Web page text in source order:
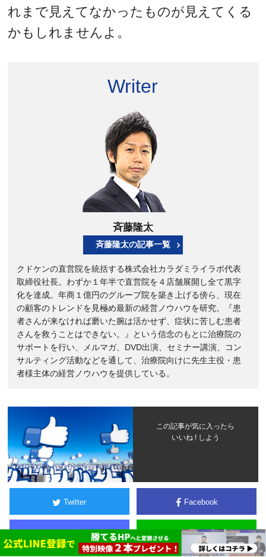
れまで見えてなかったものが見えてくる
かもしれませんよ。
Writer
斉藤隆太
斉藤隆太の記事一覧
クドケンの直営院を統括する株式会社カラダミライラボ代表
取締役社長。わずか１年半で直営院を４店舗展開し全て黒字
化を達成。年商１億円のグループ院を築き上げる傍ら、現在
の顧客のトレンドを見極め最新の経営ノウハウを研究。『患
者さんが来なければ磨いた腕は活かせず、症状に苦しむ患者
さんを救うことはできない。』という信念のもとに治療院の
サポートを行い、メルマガ、DVD出演、セミナー講演、コン
サルティング活動などを通して、治療院向けに先生主役・患
者様主体の経営ノウハウを提供している。
この記事が気に入ったら
いいね ! しよう
Twitter Facebook
ブックマーク LINE